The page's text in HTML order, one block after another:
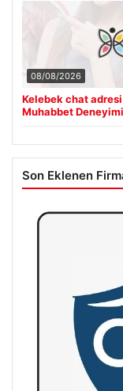
08/08/2026
Kelebek chat
Muhabbet Deneyimi
Son Eklenen